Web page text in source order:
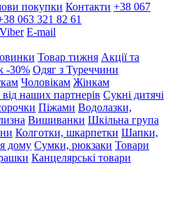
покупки Контакти +38 067
063 321 82 61
Viber E-mail
Товар тижня Акції та
-30% Одяг з Туреччини
Чоловікам Жінкам
наших партнерів Сукні дитячі
Піжами Водолазки,
Вишиванки Шкільна група
Колготки, шкарпетки Шапки,
дому Сумки, рюкзаки Товари
Канцелярські товари